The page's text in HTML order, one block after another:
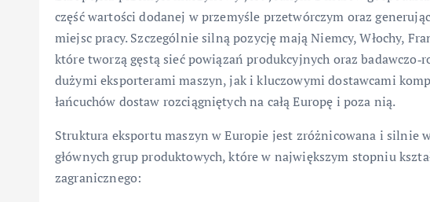
część wartości dodanej w przemyśle przetwórczym oraz
miejsc pracy. Szczególnie silną pozycję mają Niemcy, Włochy,
które tworzą gęstą sieć powiązań produkcyjnych oraz
dużymi eksporterami maszyn, jak i kluczowymi dostawcami
łańcuchów dostaw rozciągniętych na całą Europę i poza nią.
Struktura eksportu maszyn w Europie jest zróżnicowana i silnie
głównych grup produktowych, które w największym stopniu
zagranicznego: